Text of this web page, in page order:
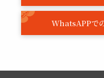
WhatsAPPで